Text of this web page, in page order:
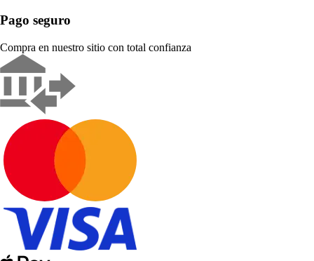
Pago seguro
Compra en nuestro sitio con total confianza